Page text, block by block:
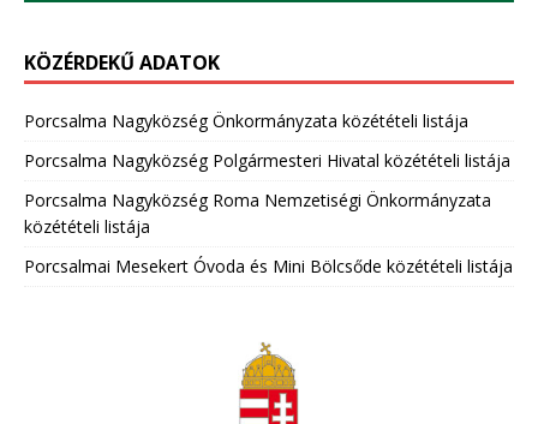
KÖZÉRDEKŰ ADATOK
Porcsalma Nagyközség Önkormányzata közétételi listája
Porcsalma Nagyközség Polgármesteri Hivatal közétételi listája
Porcsalma Nagyközség Roma Nemzetiségi Önkormányzata
közétételi listája
Porcsalmai Mesekert Óvoda és Mini Bölcsőde közétételi listája